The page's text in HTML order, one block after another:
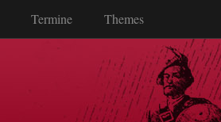
Termine Themes